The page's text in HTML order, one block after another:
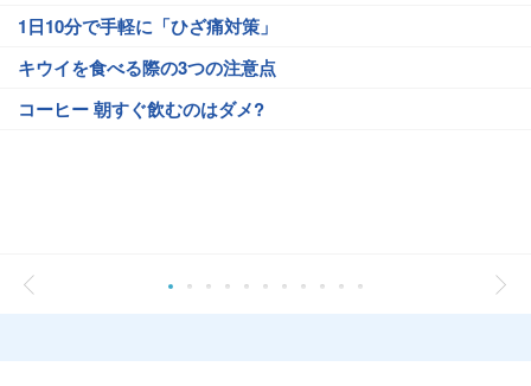
1日10分で手軽に「ひざ痛対策」
キウイを食べる際の3つの注意点
コーヒー 朝すぐ飲むのはダメ?